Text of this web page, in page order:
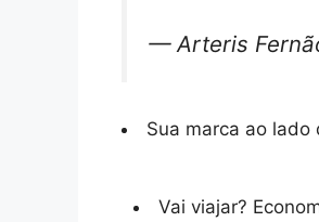
— Arteris
Sua marca ao
Vai viajar?